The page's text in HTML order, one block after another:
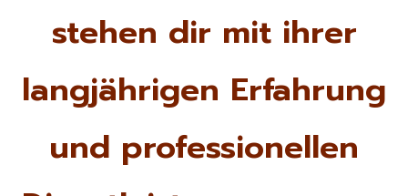
stehen dir mit ihrer
langjährigen Erfahrung
und professionellen